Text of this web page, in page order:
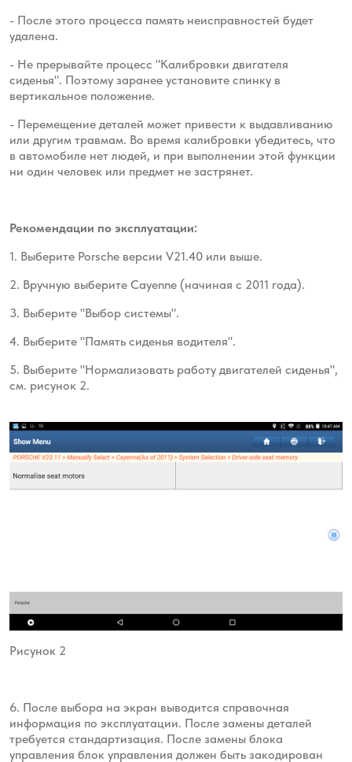
- После этого процесса память неисправностей будет
удалена.
- Не прерывайте процесс "Калибровки двигателя
сиденья". Поэтому заранее установите спинку в
вертикальное положение.
- Перемещение деталей может привести к выдавливанию
или другим травмам. Во время калибровки убедитесь, что
в автомобиле нет людей, и при выполнении этой функции
ни один человек или предмет не застрянет.
Рекомендации по эксплуатации:
1. Выберите Porsche версии V21.40 или выше.
2. Вручную выберите Cayenne (начиная с 2011 года).
3. Выберите "Выбор системы".
4. Выберите "Память сиденья водителя".
5. Выберите "Нормализовать работу двигателей сиденья",
см. рисунок 2.
Рисунок 2
6. После выбора на экран выводится справочная
информация по эксплуатации. После замены деталей
требуется стандартизация. После замены блока
управления блок управления должен быть закодирован